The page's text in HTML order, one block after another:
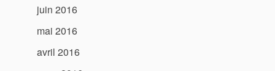
juin 2016
mai 2016
avril 2016